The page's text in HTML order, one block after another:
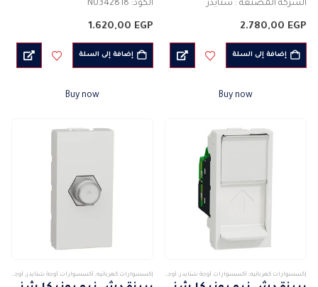
الشركة المصنعة : شنايدر
الكود: NU343018
اللون : الابيض ( ابيض لامع )
منفذ HD
2.780,00 EGP
إضافة إلى السلة
Buy now
الكود: NU342818
الشركة المصنعة : شنايدر
اللون : الابيض ( ابيض)
بريز USB
1.620,00 EGP
إضافة إلى السلة
Buy now
إكسسوارات كهربائيه, أكسسوارات أوجة شنايدر , أوجة وأكسسواراتها ,شنايدر
إكسسوارات كهربائيه, أكسسوارات أوجة شنايدر , أوجة وأكسسواراتها